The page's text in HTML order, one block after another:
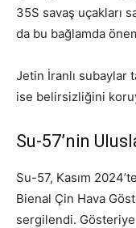
35S savaş uçakları
da bu bağlamda
Jetin İranlı subaylar
ise belirsizliğini
Su-57’nin
Su-57, Kasım
Bienal Çin Hava
sergilendi. Gösteriye